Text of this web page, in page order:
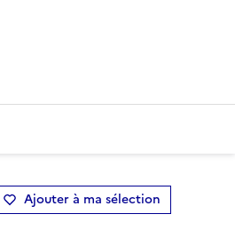
Ajouter à ma sélection